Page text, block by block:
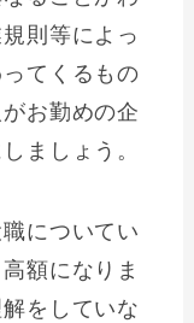
則等によっ
てくるもの
お勤めの企
ましょう。
についてい
額になりま
をしていな